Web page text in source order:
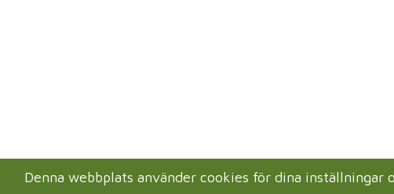
Denna webbplats använder cookies för dina inställningar